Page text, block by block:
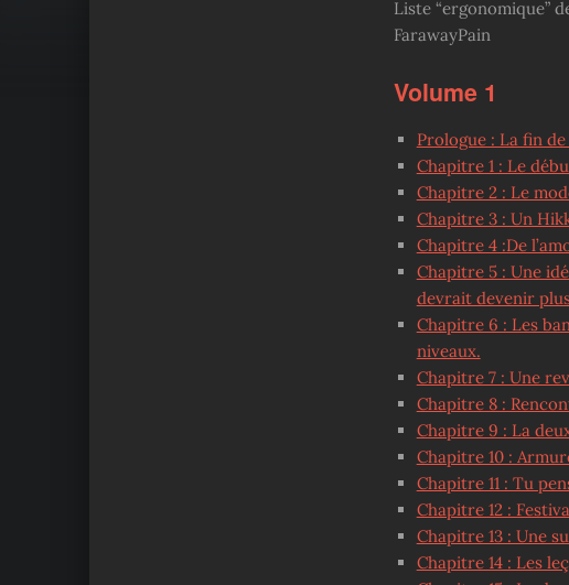
Liste “ergonomique”
FarawayPain
Volume 1
Prologue : La fin
Chapitre 1 : Le
Chapitre 2 : Le
Chapitre 3 : Un
Chapitre 4 :De
Chapitre 5 : Une
devrait devenir
Chapitre 6 : Les
niveaux.
Chapitre 7 : Une
Chapitre 8 :
Chapitre 9 : La
Chapitre 10 :
Chapitre 11 : Tu
Chapitre 12 :
Chapitre 13 : Une
Chapitre 14 : Les